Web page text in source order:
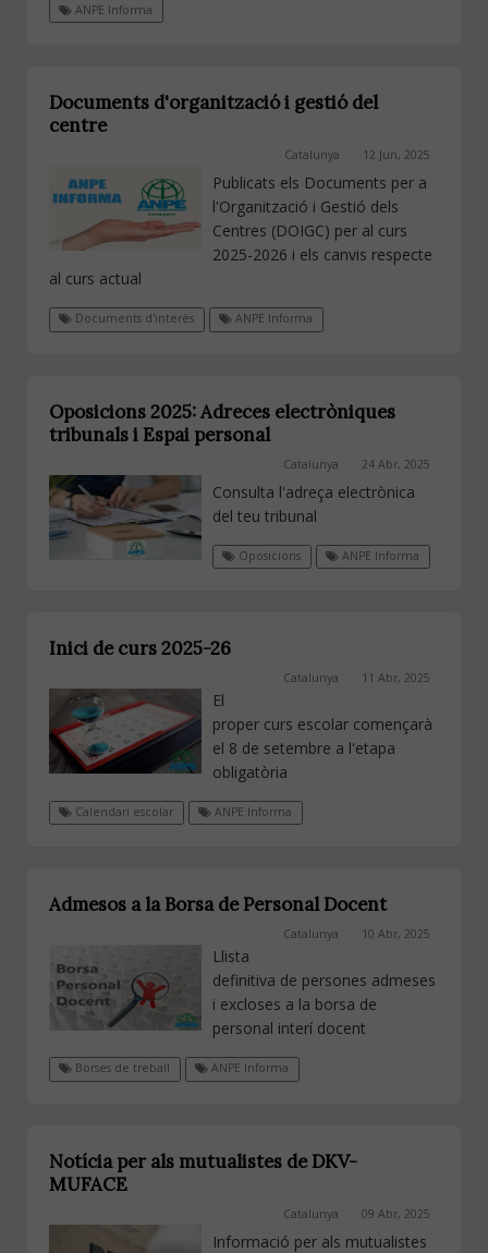
ANPE Informa
Documents d'organització i gestió del
centre
Catalunya 12 Jun, 2025
Publicats els Documents per a
l'Organització i Gestió dels
Centres (DOIGC) per al curs
2025-2026 i els canvis respecte
al curs actual
Documents d'interès ANPE Informa
Oposicions 2025: Adreces electròniques
tribunals i Espai personal
Catalunya 24 Abr, 2025
Consulta l'adreça electrònica
del teu tribunal
Oposicions ANPE Informa
Inici de curs 2025-26
Catalunya 11 Abr, 2025
El
proper curs escolar començarà
el 8 de setembre a l'etapa
obligatòria
Calendari escolar ANPE Informa
Admesos a la Borsa de Personal Docent
Catalunya 10 Abr, 2025
Llista
definitiva de persones admeses
i excloses a la borsa de
personal interí docent
Borses de treball ANPE Informa
Notícia per als mutualistes de DKV-
MUFACE
Catalunya 09 Abr, 2025
Informació per als mutualistes